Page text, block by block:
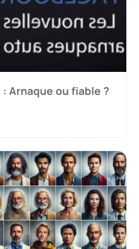
Arnaque ou fiable ?